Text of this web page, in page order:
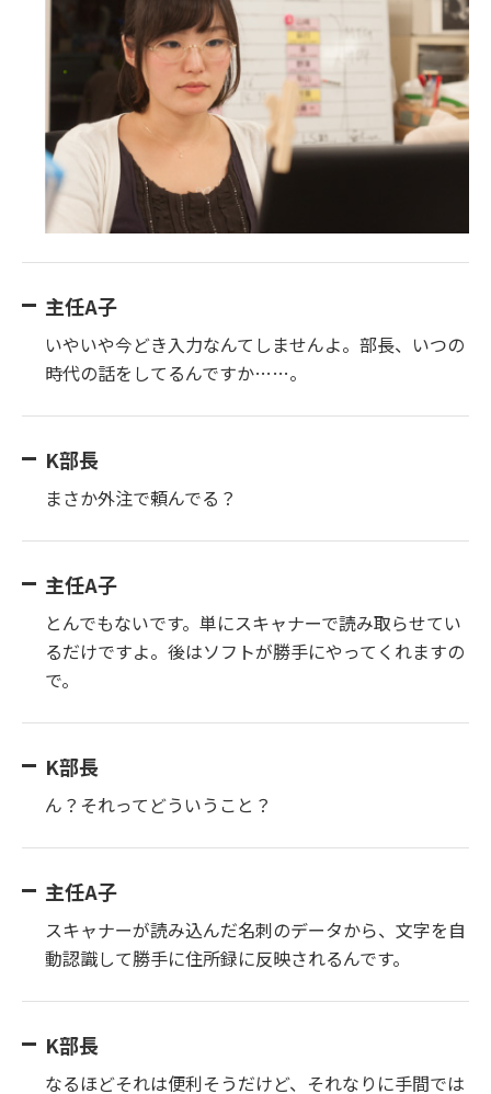
主任A子
いやいや今どき入力なんてしませんよ。部長、いつの
時代の話をしてるんですか……。
K部長
まさか外注で頼んでる？
主任A子
とんでもないです。単にスキャナーで読み取らせてい
るだけですよ。後はソフトが勝手にやってくれますの
で。
K部長
ん？それってどういうこと？
主任A子
スキャナーが読み込んだ名刺のデータから、文字を自
動認識して勝手に住所録に反映されるんです。
K部長
なるほどそれは便利そうだけど、それなりに手間では